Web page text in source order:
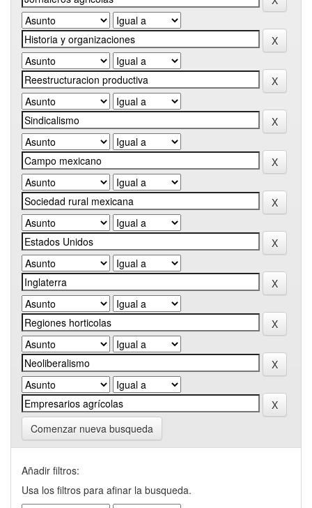
Comenzar nueva busqueda
Añadir filtros:
Usa los filtros para afinar la busqueda.